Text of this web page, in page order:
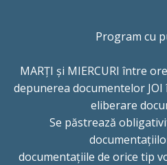
Program cu
MARȚI și MIERCURI între
depunerea documentelor JOI
eliberare
Se păstrează
documentațiile de orice tip